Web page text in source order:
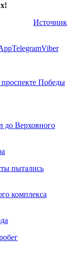
Источник
TelegramViber
Победы
до Верховного
пытались
комплекса